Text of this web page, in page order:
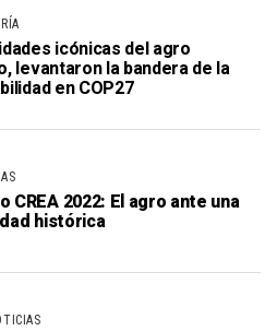
icónicas del agro
levantaron la bandera de la
en COP27
CREA 2022: El agro ante una
histórica